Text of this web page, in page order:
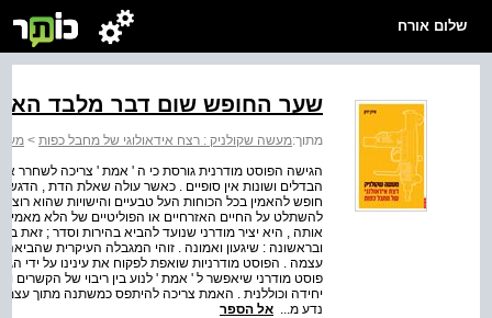
שלום אורח
שער החופש שום דבר מלבד
מתוך:מעשה שקולניק : רצח אידאולוגי של מחבל כפות >
הגישה הפוסט מודרנית גורסת כי ה ' אמת ' צריכה לשחרר
הבדלים ושונות אין סופיים . כאשר עולה שאלת הדת ,
חופש להאמין בכל הכוחות העל טבעיים והישויות שהוא
להשתלט על החיים האזרחיים או הפוליטיים של הלא
אותה , היא יציר מודרני שנועד להביא בהירות וסדר ; זאת
ובראשונה : שיגעון ואמונה . זוהי המגבלה העיקרית
עצמה . הפוסט מודרניות שואפת לפקוח את עינינו על ידי
פוסט מודרני שיאפשר ל ' אמת ' לנוע בין ריבוי של
יחידה וכוללנית . האמת צריכה להיתפס כמשתנה מתוך
נדע מ... אל הספר